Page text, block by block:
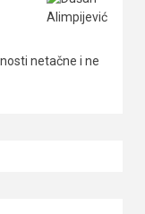
netačne i ne